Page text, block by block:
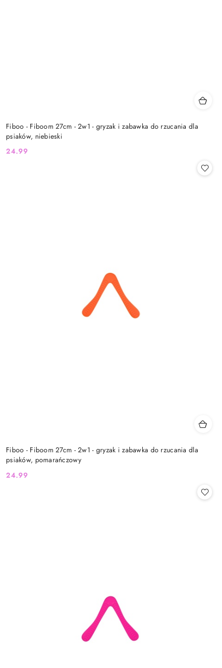
Fiboo - Fiboom 27cm - 2w1 - gryzak i zabawka do rzucania dla
psiaków, niebieski
Cena:
24.99
Fiboo - Fiboom 27cm - 2w1 - gryzak i zabawka do rzucania dla
psiaków, pomarańczowy
Cena:
24.99